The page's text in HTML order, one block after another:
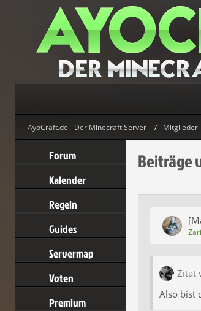
AyoCraft.de - Der Minecraft Server Mitglieder
Forum
Kalender
Regeln
Guides
Servermap
Voten
Premium
Beiträge
Zitat
Also bist